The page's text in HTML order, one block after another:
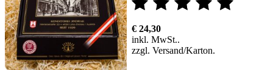
Bewertet
mit
5.00
€ 24,30
inkl. MwSt.
zzgl. Versand